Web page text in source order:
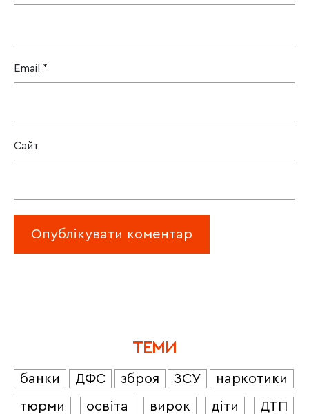
Email *
Сайт
ТЕМИ
банки ДФС зброя ЗСУ
наркотики
тюрми
освіта вирок діти
ДТП